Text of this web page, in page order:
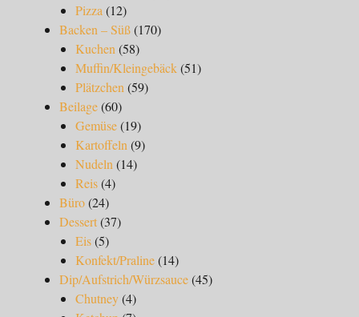
Pizza (12)
Backen – Süß(170)
Kuchen (58)
Muffin/Kleingebäck(51)
Plätzchen (59)
Beilage(60)
Gemüse(19)
Kartoffeln (9)
Nudeln (14)
Reis(4)
Büro(24)
Dessert(37)
Eis(5)
Konfekt/Praline(14)
Dip/Aufstrich/Würzsauce(45)
Chutney(4)